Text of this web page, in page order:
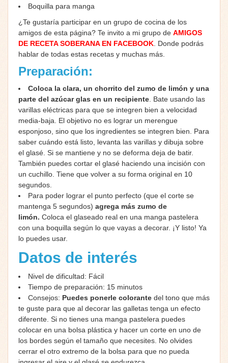
Boquilla para manga
¿Te gustaría participar en un grupo de cocina de los
amigos de esta página? Te invito a mi grupo de AMIGOS
DE RECETA SOBERANA EN FACEBOOK . Donde podrás
hablar de todas estas recetas y muchas más.
Preparación:
Coloca la clara, un chorrito del zumo de limón y una
parte del azúcar glas en un recipiente . Bate usando las
varillas eléctricas para que se integren bien a velocidad
media-baja. El objetivo no es lograr un merengue
esponjoso, sino que los ingredientes se integren bien. Para
saber cuándo está listo, levanta las varillas y dibuja sobre
el glasé. Si se mantiene y no se deforma deja de batir.
También puedes cortar el glasé haciendo una incisión con
un cuchillo. Tiene que volver a su forma original en 10
segundos.
Para poder lograr el punto perfecto (que el corte se
mantenga 5 segundos) agrega más zumo de
limón. Coloca el glaseado real en una manga pastelera
con una boquilla según lo que vayas a decorar. ¡Y listo! Ya
lo puedes usar.
Datos de interés
Nivel de dificultad: Fácil
Tiempo de preparación: 15 minutos
Consejos: Puedes ponerle colorante del tono que más
te guste para que al decorar las galletas tenga un efecto
diferente. Si no tienes una manga pastelera puedes
colocar en una bolsa plástica y hacer un corte en uno de
los bordes según el tamaño que necesites. No olvides
cerrar el otro extremo de la bolsa para que no pueda